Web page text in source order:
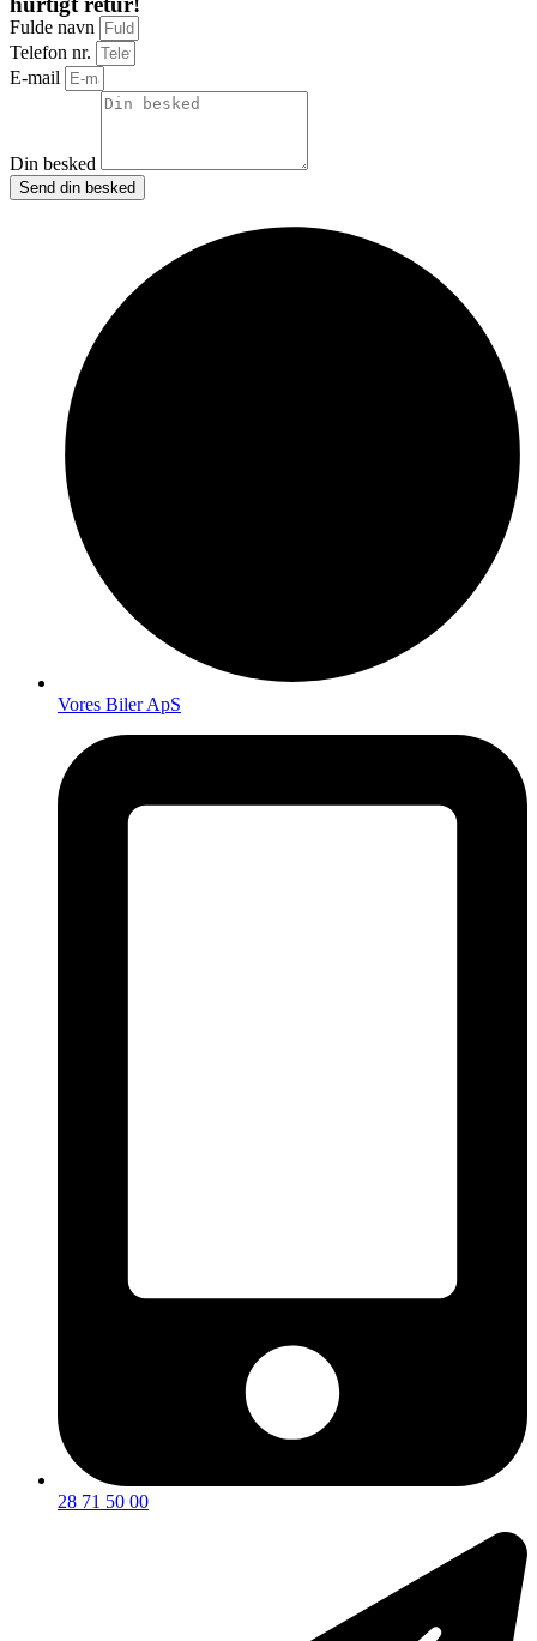
Fulde navn
Telefon nr.
E-mail
Din besked
Send din besked
Vores Biler ApS
28 71 50 00